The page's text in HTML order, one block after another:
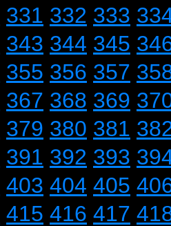
331 332 333
343 344 345
355 356 357
367 368 369
379 380 381
391 392 393
403 404 405
415 416 417